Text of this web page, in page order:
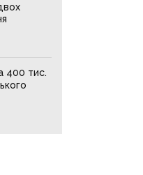
400 тис.